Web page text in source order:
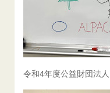
令和4年度公益財団法